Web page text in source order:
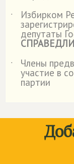
˙
Избирком
депутаты
˙
Члены
участие в
партии